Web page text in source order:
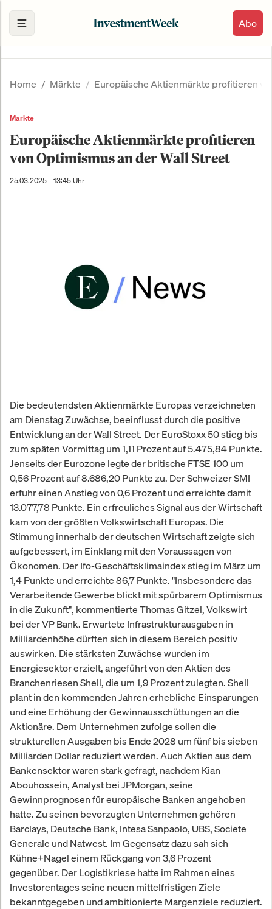
Abo
Home Märkte Europäische Aktienmärkte profitieren
Märkte
Europäische Aktienmärkte profitieren
von Optimismus an der Wall Street
25.03.2025 - 13:45 Uhr
Die bedeutendsten Aktienmärkte Europas verzeichneten
am Dienstag Zuwächse, beeinflusst durch die positive
Entwicklung an der Wall Street. Der EuroStoxx 50 stieg bis
zum späten Vormittag um 1,11 Prozent auf 5.475,84 Punkte.
Jenseits der Eurozone legte der britische FTSE 100 um
0,56 Prozent auf 8.686,20 Punkte zu. Der Schweizer SMI
erfuhr einen Anstieg von 0,6 Prozent und erreichte damit
13.077,78 Punkte. Ein erfreuliches Signal aus der Wirtschaft
kam von der größten Volkswirtschaft Europas. Die
Stimmung innerhalb der deutschen Wirtschaft zeigte sich
aufgebessert, im Einklang mit den Voraussagen von
Ökonomen. Der Ifo-Geschäftsklimaindex stieg im März um
1,4 Punkte und erreichte 86,7 Punkte. "Insbesondere das
Verarbeitende Gewerbe blickt mit spürbarem Optimismus
in die Zukunft", kommentierte Thomas Gitzel, Volkswirt
bei der VP Bank. Erwartete Infrastrukturausgaben in
Milliardenhöhe dürften sich in diesem Bereich positiv
auswirken. Die stärksten Zuwächse wurden im
Energiesektor erzielt, angeführt von den Aktien des
Branchenriesen Shell, die um 1,9 Prozent zulegten. Shell
plant in den kommenden Jahren erhebliche Einsparungen
und eine Erhöhung der Gewinnausschüttungen an die
Aktionäre. Dem Unternehmen zufolge sollen die
strukturellen Ausgaben bis Ende 2028 um fünf bis sieben
Milliarden Dollar reduziert werden. Auch Aktien aus dem
Bankensektor waren stark gefragt, nachdem Kian
Abouhossein, Analyst bei JPMorgan, seine
Gewinnprognosen für europäische Banken angehoben
hatte. Zu seinen bevorzugten Unternehmen gehören
Barclays, Deutsche Bank, Intesa Sanpaolo, UBS, Societe
Generale und Natwest. Im Gegensatz dazu sah sich
Kühne+Nagel einem Rückgang von 3,6 Prozent
gegenüber. Der Logistikriese hatte im Rahmen eines
Investorentages seine neuen mittelfristigen Ziele
bekanntgegeben und ambitionierte Margenziele reduziert.